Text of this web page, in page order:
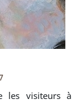
les visiteurs à